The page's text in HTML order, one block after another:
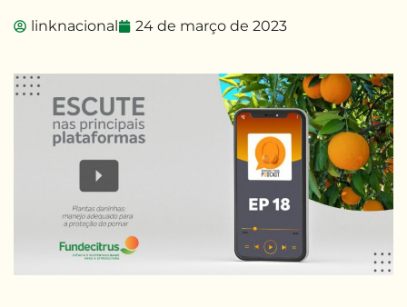
linknacional 24 de março de 2023